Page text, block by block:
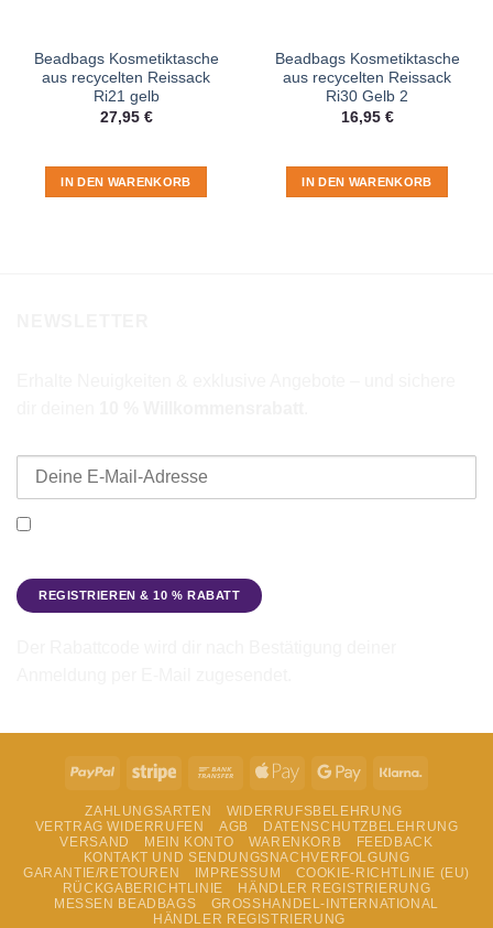
Beadbags Kosmetiktasche
aus recycelten Reissack
Ri21 gelb
27,95 €
IN DEN WARENKORB
Beadbags Kosmetiktasche
aus recycelten Reissack
Ri30 Gelb 2
16,95 €
IN DEN WARENKORB
PayPal Stripe
Bank
Apple
Google
ZAHLUNGSARTEN
WIDERRUFSBELEHRUNG
VERTRAG WIDERRUFEN
AGB
DATENSCHUTZBELEHRUNG
VERSAND
MEIN KONTO WARENKORB
FEEDBACK
KONTAKT UND SENDUNGSNACHVERFOLGUNG
GARANTIE/RETOUREN
IMPRESSUM
COOKIE-RICHTLINIE (EU)
RÜCKGABERICHTLINIE
HÄNDLER REGISTRIERUNG
MESSEN BEADBAGS
GROSSHANDEL-INTERNATIONAL
HÄNDLER REGISTRIERUNG